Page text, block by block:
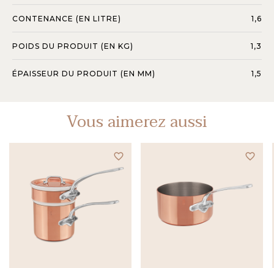
CONTENANCE (EN LITRE) 1,6
POIDS DU PRODUIT (EN KG) 1,3
ÉPAISSEUR DU PRODUIT (EN MM) 1,5
Vous aimerez aussi
favorite_border favorite_border